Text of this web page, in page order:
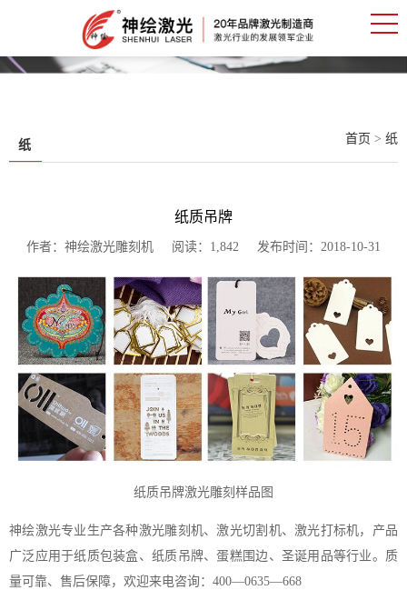
纸 首页 > 纸
纸质吊牌
作者：神绘激光雕刻机 阅读：1,842 发布时间：2018-10-31
纸质吊牌激光雕刻样品图
神绘激光专业生产各种激光雕刻机、激光切割机、激光打标机，产品
广泛应用于纸质包装盒、纸质吊牌、蛋糕围边、圣诞用品等行业。质
量可靠、售后保障，欢迎来电咨询：400—0635—668